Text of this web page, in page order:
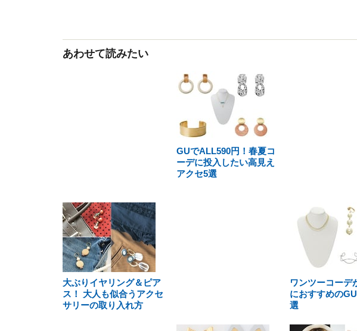
あわせて読みたい
GUでALL590円！春夏コ
ーデに投入したい高見え
アクセ5選
大ぶりイヤリング＆ピア
ス！ 大人も似合うアクセ
サリーの取り入れ方
ワンツーコーデ
におすすめの
選